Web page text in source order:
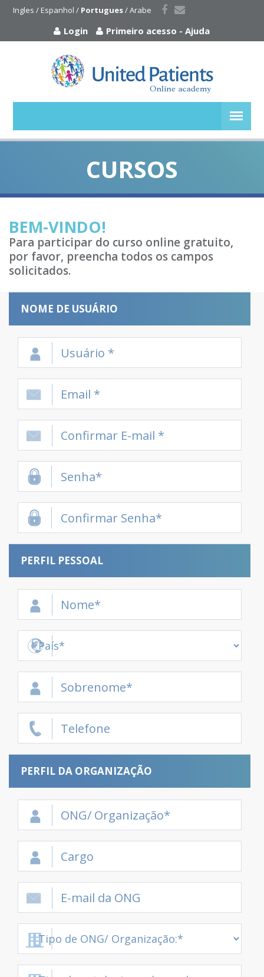
Ingles / Espanhol / Portugues / Arabe
Login Primeiro acesso -Ajuda
CURSOS
BEM-VINDO!
Para participar do curso online gratuito,
por favor, preencha todos os campos
solicitados.
NOME DE USUÁRIO
PERFIL PESSOAL
PERFIL DA ORGANIZAÇÃO